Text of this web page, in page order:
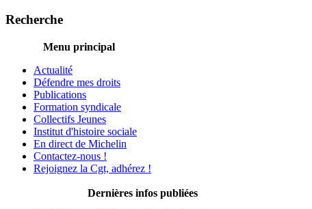
Recherche
Menu principal
Actualité
Défendre mes droits
Publications
Formation syndicale
Collectifs Jeunes
Institut d'histoire sociale
En direct de Michelin
Contactez-nous !
Rejoignez la Cgt, adhérez !
Dernières infos publiées